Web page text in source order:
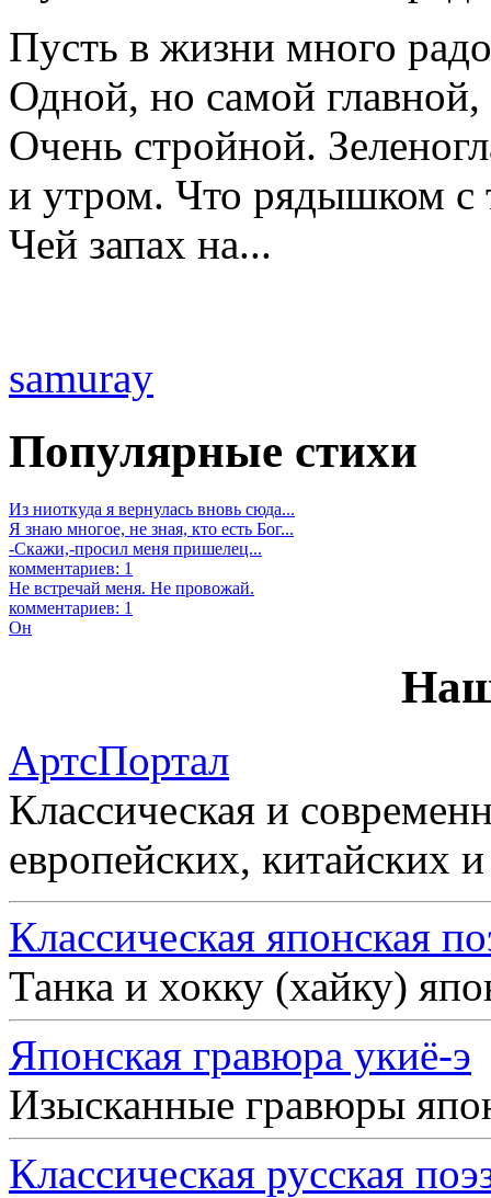
Пусть в жизни много
Одной, но самой
Очень стройной.
и утром. Что рядышком с
Чей запах на...
samuray
Популярные стихи
Из ниоткуда я вернулась вновь сюда...
Я знаю многое, не зная, кто есть Бог...
-Скажи,-просил меня пришелец...
комментариев: 1
Не встречай меня. Не провожай.
комментариев: 1
Он
АртсПортал
Классическая и
европейских, китайских
Классическая японская
Танка и хокку (хайку)
Японская гравюра укиё-э
Изысканные гравюры
Классическая русская